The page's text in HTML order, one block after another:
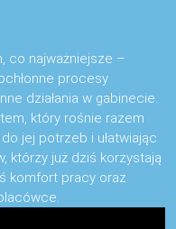
co najważniejsze –
procesy
działania w gabinecie.
który rośnie razem
jej potrzeb i ułatwiając
którzy już dziś korzystają
komfort pracy oraz